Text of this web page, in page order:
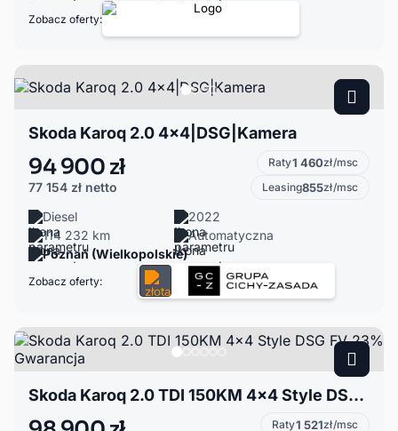
Zobacz oferty:
Skoda Karoq 2.0 4x4|DSG|Kamera
94 900 zł
77 154 zł netto
Raty1 460zł/msc
Leasing855zł/msc
Diesel
2022
114 232 km
Automatyczna
Poznań (Wielkopolskie)
Zobacz oferty:
Skoda Karoq 2.0 TDI 150KM 4x4 Style DSG FV 23% Gwarancja
Raty1 521zł/msc